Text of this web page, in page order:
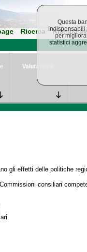
Ricerca Ricerca
Valutazione
gli effetti delle politiche
consiliari
Questa
indispensabili
per
statistici